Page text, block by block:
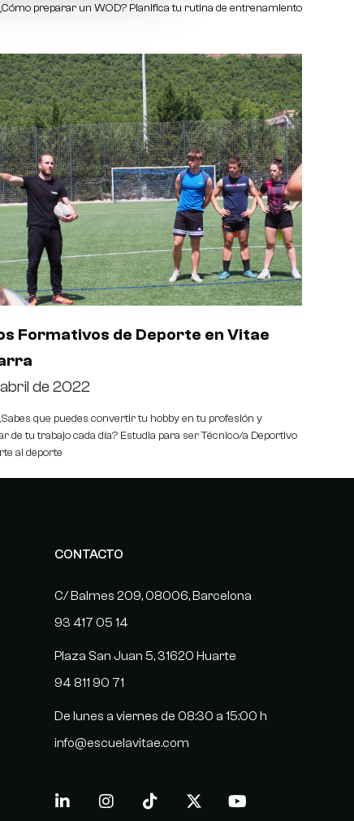
preparar un WOD? Planifica tu rutina de entrenamiento
Formativos de Deporte en Vitae
de 2022
que puedes convertir tu hobby en tu profesión y
de tu trabajo cada día? Estudia para ser Técnico/a Deportivo
al deporte
CONTACTO
C/ Balmes 209, 08006, Barcelona
93 417 05 14
Plaza San Juan 5, 31620 Huarte
94 811 90 71
De lunes a viernes de 08:30 a 15:00 h
info@escuelavitae.com